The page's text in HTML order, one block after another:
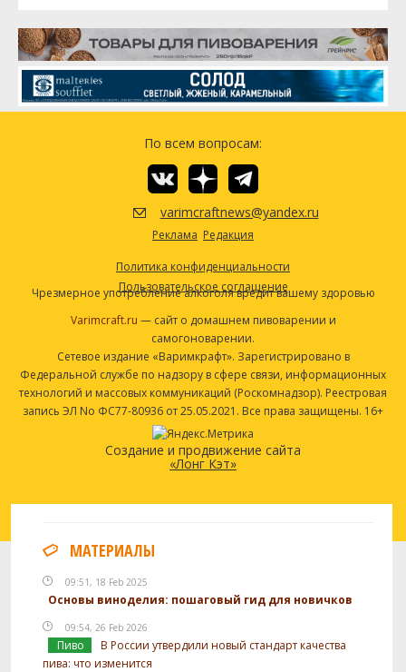
Дрожжи
Wyeast 3655 Belgian Schelde
(Wyeast #3655)
1 шт
Другие ингредиенты
Посмотреть рецепт полностью
По всем вопросам:
varimcraftnews@yandex.ru
Реклама Редакция
Политика конфиденциальности
Пользовательское соглашение
Чрезмерное употребление алкоголя вредит вашему здоровью
Varimcraft.ru — сайт о домашнем пивоварении и
самогоноварении.
Сетевое издание «Варимкрафт». Зарегистрировано в
Федеральной службе по надзору в сфере связи, информационных
технологий и массовых коммуникаций (Роскомнадзор). Реестровая
запись ЭЛ No ФС77-80936 от 25.05.2021. Все права защищены. 16+
Создание и продвижение сайта
«Лонг Кэт»
МАТЕРИАЛЫ
09:51, 18 Feb 2025
Основы виноделия: пошаговый гид для новичков
09:54, 26 Feb 2026
Пиво
В России утвердили новый стандарт качества
пива: что изменится